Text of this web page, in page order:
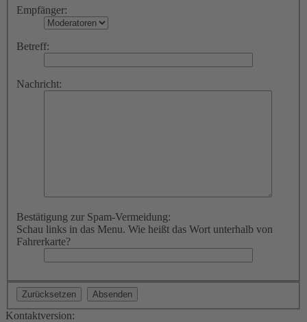
Empfänger:
Betreff:
Nachricht:
Bestätigung zur Spam-Vermeidung:
Schau links in das Menu. Wie heißt das Wort unterhalb von
Fahrerkarte?
Kontaktversion: